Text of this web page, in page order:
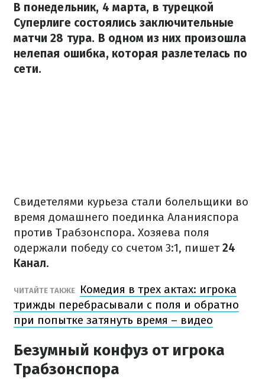
В понедельник, 4 марта, в турецкой
Суперлиге состоялись заключительные
матчи 28 тура. В одном из них произошла
нелепая ошибка, которая разлетелась по
сети.
Свидетелями курьеза стали болельщики во
время домашнего поединка Аланияспора
против Трабзонспора. Хозяева поля
одержали победу со счетом 3:1, пишет24
Канал.
ЧИТАЙТЕ ТАКЖЕ
Комедия в трех актах: игрока
трижды перебрасывали с поля и обратно
при попытке затянуть время – видео
Безумный конфуз от игрока
Трабзонспора